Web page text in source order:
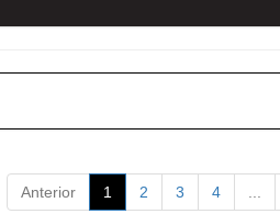
Anterior 1 2 3 4